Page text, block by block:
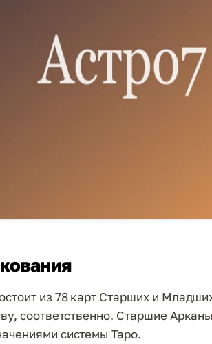
из 78 карт Старших и
соответственно. Старшие
системы Таро.